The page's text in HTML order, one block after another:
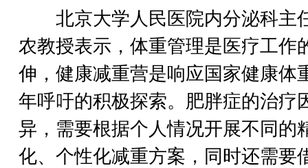
北京大学人民医院内分泌科主
农教授表示，体重管理是医疗工作
伸，健康减重营是响应国家健康体
年呼吁的积极探索。肥胖症的治疗
异，需要根据个人情况开展不同的
化、个性化减重方案，同时还需要